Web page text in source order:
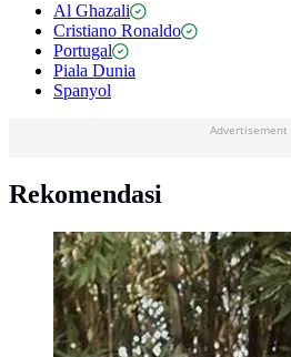
Al Ghazali
Cristiano Ronaldo
Portugal
Piala Dunia
Spanyol
Advertisement
Rekomendasi